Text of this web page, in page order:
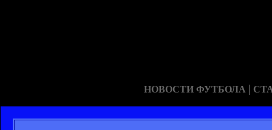
НОВОСТИ ФУТБОЛА |